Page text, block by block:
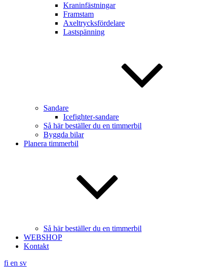
Kraninfästningar
Framstam
Axeltrycksfördelare
Lastspänning
Sandare
Icefighter-sandare
Så här beställer du en timmerbil
Byggda bilar
Planera timmerbil
Så här beställer du en timmerbil
WEBSHOP
Kontakt
fi en sv